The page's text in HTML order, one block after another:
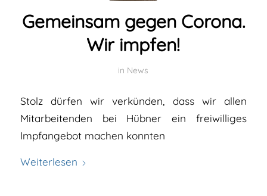
Gemeinsam gegen Corona.
Wir impfen!
in News
Stolz dürfen wir verkünden, dass wir allen
Mitarbeitenden bei Hübner ein freiwilliges
Impfangebot machen konnten
Weiterlesen